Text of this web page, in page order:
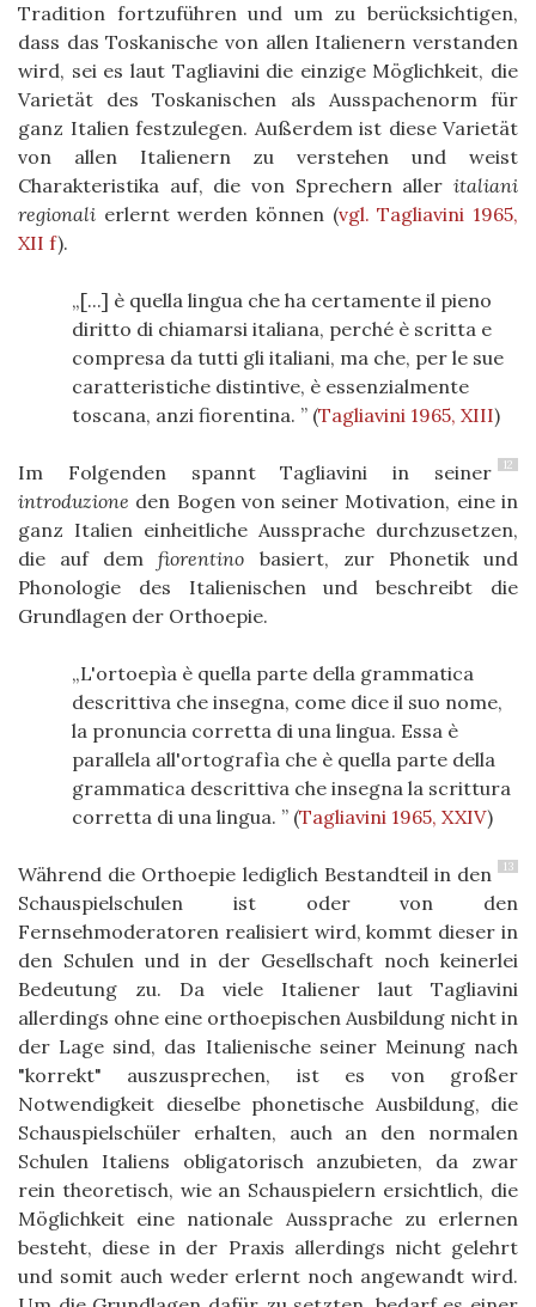
Tradition fortzuführen und um zu berücksichtigen,
dass das Toskanische von allen Italienern verstanden
wird, sei es laut Tagliavini die einzige Möglichkeit, die
Varietät des Toskanischen als Ausspachenorm für
ganz Italien festzulegen. Außerdem ist diese Varietät
von allen Italienern zu verstehen und weist
Charakteristika auf, die von Sprechern aller italiani
regionali erlernt werden können (vgl. Tagliavini 1965,
XII f).
[...] è quella lingua che ha certamente il pieno
diritto di chiamarsi italiana, perché è scritta e
compresa da tutti gli italiani, ma che, per le sue
caratteristiche distintive, è essenzialmente
toscana, anzi fiorentina.
(Tagliavini 1965, XIII)
12
Im Folgenden spannt Tagliavini in seiner
introduzione den Bogen von seiner Motivation, eine in
ganz Italien einheitliche Aussprache durchzusetzen,
die auf demfiorentino basiert, zur Phonetik und
Phonologie des Italienischen und beschreibt die
Grundlagen der Orthoepie.
L'ortoepìa è quella parte della grammatica
descrittiva che insegna, come dice il suo nome,
la pronuncia corretta di una lingua. Essa è
parallela all'ortografìa che è quella parte della
grammatica descrittiva che insegna la scrittura
corretta di una lingua.
(Tagliavini 1965, XXIV)
13
Während die Orthoepie lediglich Bestandteil in den
Schauspielschulen ist oder von den
Fernsehmoderatoren realisiert wird, kommt dieser in
den Schulen und in der Gesellschaft noch keinerlei
Bedeutung zu. Da viele Italiener laut Tagliavini
allerdings ohne eine orthoepischen Ausbildung nicht in
der Lage sind, das Italienische seiner Meinung nach
"korrekt" auszusprechen, ist es von großer
Notwendigkeit dieselbe phonetische Ausbildung, die
Schauspielschüler erhalten, auch an den normalen
Schulen Italiens obligatorisch anzubieten, da zwar
rein theoretisch, wie an Schauspielern ersichtlich, die
Möglichkeit eine nationale Aussprache zu erlernen
besteht, diese in der Praxis allerdings nicht gelehrt
und somit auch weder erlernt noch angewandt wird.